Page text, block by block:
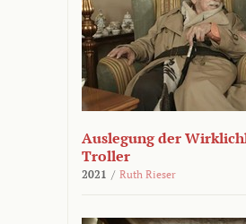
Auslegung der
Troller
2021 / Ruth Rieser